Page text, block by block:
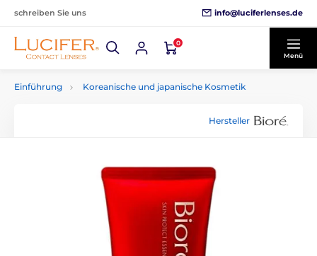
schreiben Sie uns info@luciferlenses.de
0
Menü
Einführung Koreanische und japanische Kosmetik
Hersteller